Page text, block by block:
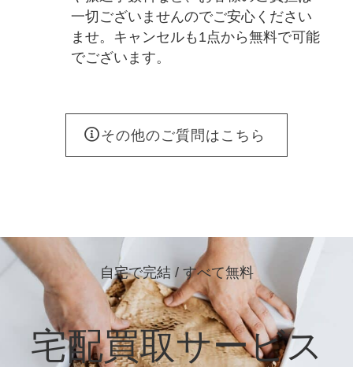
一切ございませんのでご安心ください
ませ。キャンセルも1点から無料で可能
でございます。
その他のご質問はこちら
自宅で完結 / すべて無料
宅配買取サービス